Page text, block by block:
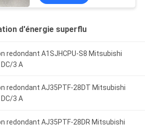
solaire.
d'énergie superflu
redondant A1SJHCPU-S8 Mitsubishi
3 A
redondant AJ35PTF-28DT Mitsubishi
3 A
redondant AJ35PTF-28DR Mitsubishi